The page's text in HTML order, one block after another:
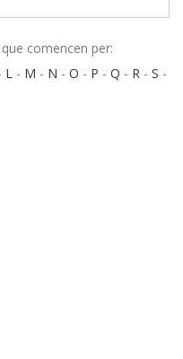
comencen per:
L - M - N - O - P - Q - R - S -